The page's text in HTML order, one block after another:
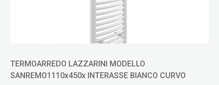
TERMOARREDO LAZZARINI MODELLO
SANREMO1110x450x INTERASSE BIANCO CURVO